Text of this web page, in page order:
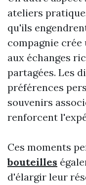
ateliers
qu'ils
compagnie
aux échanges
partagées. Les
préférences
souvenirs
renforcent
Ces moments
bouteilles
d'élargir leur